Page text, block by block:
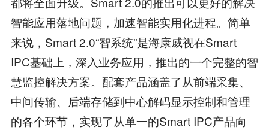
智能应用落地问题，加速智能实用化进程。简单
来说，Smart 2.0“智系统”是海康威视在Smart
IPC基础上，深入业务应用，推出的一个完整的智
慧监控解决方案。配套产品涵盖了从前端采集、
中间传输、后端存储到中心解码显示控制和管理
的各个环节，实现了从单一的Smart IPC产品向